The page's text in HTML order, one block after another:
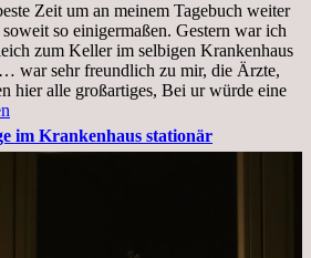
Zeit um an meinem Tagebuch weiter
so einigermaßen. Gestern war ich
zum Keller im selbigen Krankenhaus
war sehr freundlich zu mir, die Ärzte,
hier alle großartiges, Bei ur würde eine
im Krankenhaus stationär